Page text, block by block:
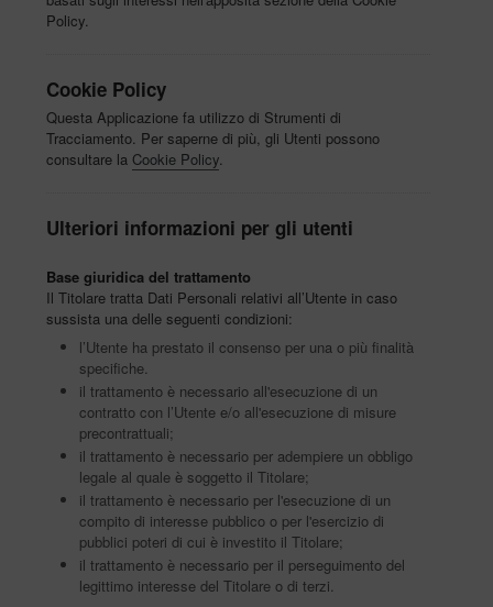
Policy.
Cookie Policy
Questa Applicazione fa utilizzo di Strumenti di
Tracciamento. Per saperne di più, gli Utenti possono
consultare la Cookie Policy.
Ulteriori informazioni per gli utenti
Base giuridica del trattamento
Il Titolare tratta Dati Personali relativi all’Utente in caso
sussista una delle seguenti condizioni:
l’Utente ha prestato il consenso per una o più finalità
specifiche.
il trattamento è necessario all'esecuzione di un
contratto con l’Utente e/o all'esecuzione di misure
precontrattuali;
il trattamento è necessario per adempiere un obbligo
legale al quale è soggetto il Titolare;
il trattamento è necessario per l'esecuzione di un
compito di interesse pubblico o per l'esercizio di
pubblici poteri di cui è investito il Titolare;
il trattamento è necessario per il perseguimento del
legittimo interesse del Titolare o di terzi.